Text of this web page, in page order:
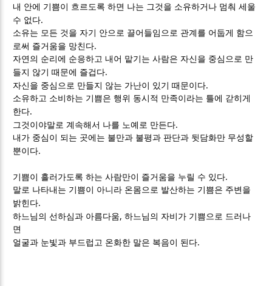
내 안에 기쁨이 흐르도록 하면 나는 그것을 소유하거나 멈춰 세울
수 없다.
소유는 모든 것을 자기 안으로 끌어들임으로 관계를 어둡게 함으
로써 즐거움을 망친다.
자연의 순리에 순응하고 내어 맡기는 사람은 자신을 중심으로 만
들지 않기 때문에 즐겁다.
자신을 중심으로 만들지 않는 가난이 있기 때문이다.
소유하고 소비하는 기쁨은 행위 동시적 만족이라는 틀에 갇히게
한다.
그것이야말로 계속해서 나를 노예로 만든다.
내가 중심이 되는 곳에는 불만과 불평과 판단과 뒷담화만 무성할
뿐이다.
기쁨이 흘러가도록 하는 사람만이 즐거움을 누릴 수 있다.
말로 나타내는 기쁨이 아니라 온몸으로 발산하는 기쁨은 주변을
밝힌다.
하느님의 선하심과 아름다움,하느님의 자비가 기쁨으로 드러나
면
얼굴과 눈빛과 부드럽고 온화한 말은 복음이 된다.